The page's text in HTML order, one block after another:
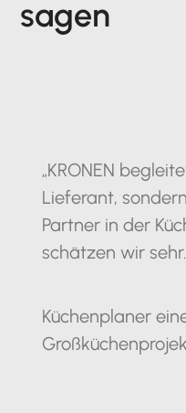
sagen
„KRONEN
Lieferant,
Partner in der
schätzen wir
Küchenplaner